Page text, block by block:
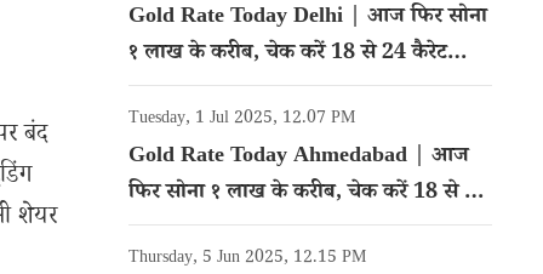
बंद
शेयर
Gold Rate Today Delhi | आज फिर सोना
१ लाख के करीब, चेक करें 18 से 24 कैरेट
गोल्ड का रेट
Tuesday, 1 Jul 2025, 12.07 PM
Gold Rate Today Ahmedabad | आज
फिर सोना १ लाख के करीब, चेक करें 18 से 24
कैरेट गोल्ड का रेट
Thursday, 5 Jun 2025, 12.15 PM